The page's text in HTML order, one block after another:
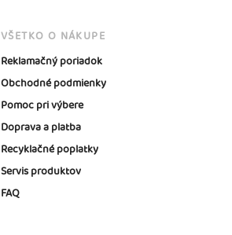
VŠETKO O NÁKUPE
Reklamačný poriadok
Obchodné podmienky
Pomoc pri výbere
Doprava a platba
Recyklačné poplatky
Servis produktov
FAQ